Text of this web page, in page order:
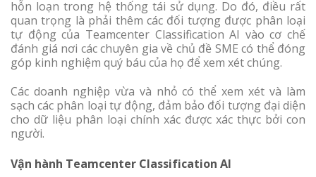
hỗn loạn trong hệ thống tái sử dụng. Do đó, điều rất
quan trọng là phải thêm các đối tượng được phân loại
tự động của Teamcenter Classification AI vào cơ chế
đánh giá nơi các chuyên gia về chủ đề SME có thể đóng
góp kinh nghiệm quý báu của họ để xem xét chúng.
Các doanh nghiệp vừa và nhỏ có thể xem xét và làm
sạch các phân loại tự động, đảm bảo đối tượng đại diện
cho dữ liệu phân loại chính xác được xác thực bởi con
người.
Vận hành Teamcenter Classification AI